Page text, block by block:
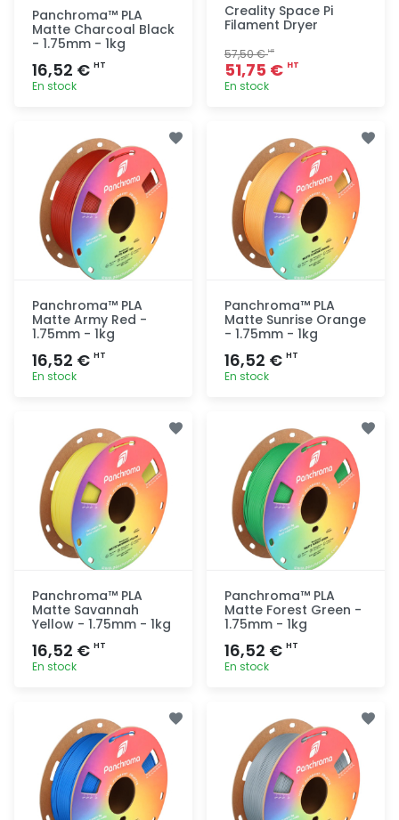
Panchroma™ PLA
Matte Charcoal Black
- 1.75mm - 1kg
16,52 € HT
En stock
rapide
Creality Space Pi
Filament Dryer
57,50 €HT
51,75 € HT
En stock
rapide
Panchroma™ PLA
Matte Army Red -
1.75mm - 1kg
16,52 € HT
En stock
rapide
Panchroma™ PLA
Matte Sunrise Orange
- 1.75mm - 1kg
16,52 € HT
En stock
rapide
Panchroma™ PLA
Matte Savannah
Yellow - 1.75mm - 1kg
16,52 € HT
En stock
rapide
Panchroma™ PLA
Matte Forest Green -
1.75mm - 1kg
16,52 € HT
En stock
rapide